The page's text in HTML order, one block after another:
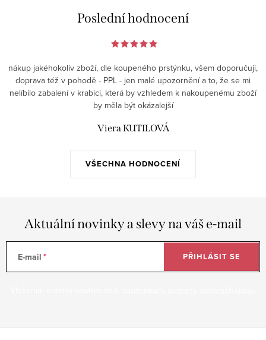
Poslední hodnocení
VŠECHNA HODNOCENÍ
nákup jakéhokoliv zboží, dle koupeného prstýnku, všem doporučuji,
doprava též v pohodě - PPL - jen malé upozornění a to, že se mi
nelíbilo zabalení v krabici, která by vzhledem k nakoupenému zboží
by měla být okázalejší
Viera KUTILOVÁ
Aktuální novinky a slevy na váš e-mail
E-mail PŘIHLÁSIT SE